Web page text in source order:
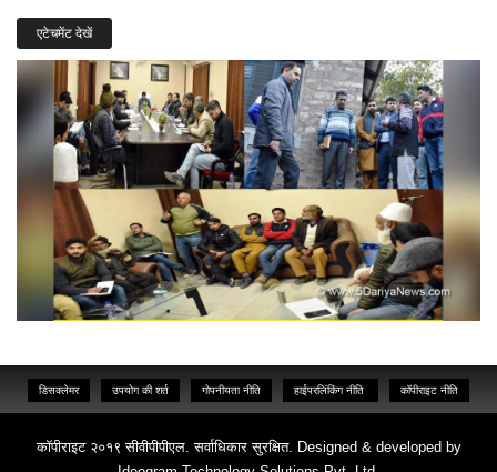
एटेचमेंट देखें
डिसक्लेमर उपयोग की शर्त गोपनीयता नीति हाईपरलिंकिंग नीति कॉपीराइट नीति
कॉपीराइट २०१९ सीवीपीपीएल. सर्वाधिकार सुरक्षित. Designed & developed by